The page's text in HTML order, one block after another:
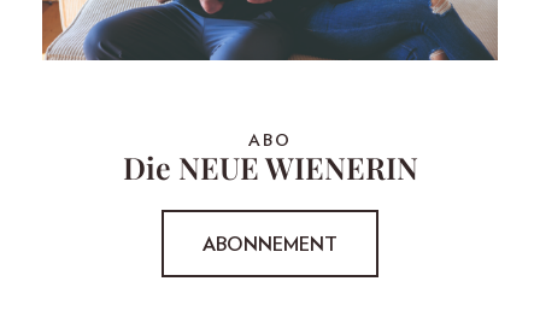
ABO
Die NEUE WIENERIN
ABONNEMENT